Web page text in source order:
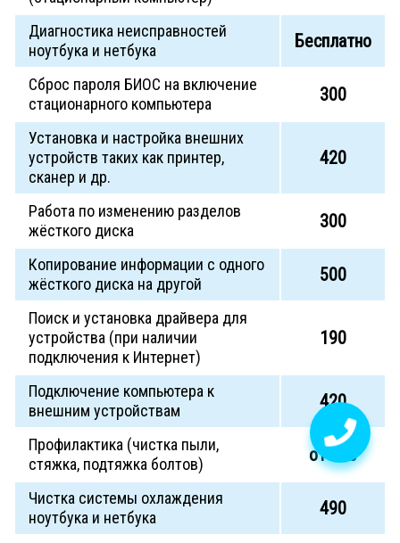
Диагностика неисправностей
ноутбука и нетбука
Бесплатно
Сброс пароля БИОС на включение
стационарного компьютера
300
Установка и настройка внешних
устройств таких как принтер,
сканер и др.
420
Работа по изменению разделов
жёсткого диска
300
Копирование информации с одного
жёсткого диска на другой
500
Поиск и установка драйвера для
устройства (при наличии
подключения к Интернет)
190
Подключение компьютера к
внешним устройствам
420
Профилактика (чистка пыли,
стяжка, подтяжка болтов)
от 400
Чистка системы охлаждения
ноутбука и нетбука
490